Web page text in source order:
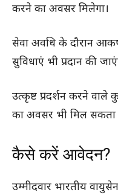
करने का अवसर मिलेगा।
सेवा अवधि के दौरान
सुविधाएं भी प्रदान की
उत्कृष्ट प्रदर्शन करने
का अवसर भी मिल सकता
कैसे करें आवेदन?
उम्मीदवार भारतीय